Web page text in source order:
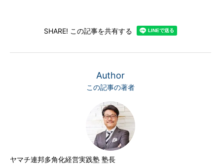
SHARE! この記事を共有する
Author
この記事の著者
ヤマチ連邦多角化経営実践塾 塾長